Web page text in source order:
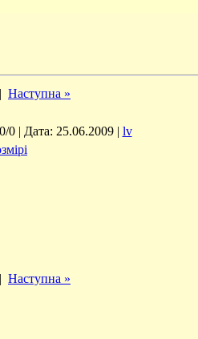
| Наступна »
0 | Дата: 25.06.2009 | lv
| Наступна »